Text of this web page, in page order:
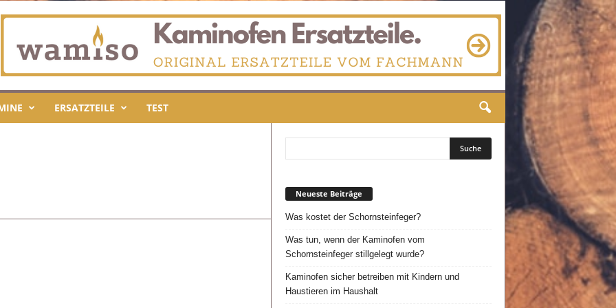
ERSATZTEILE TEST
Neueste Beiträge
Was kostet der Schornsteinfeger?
Was tun, wenn der Kaminofen vom
Schornsteinfeger stillgelegt wurde?
Kaminofen sicher betreiben mit Kindern und
Haustieren im Haushalt